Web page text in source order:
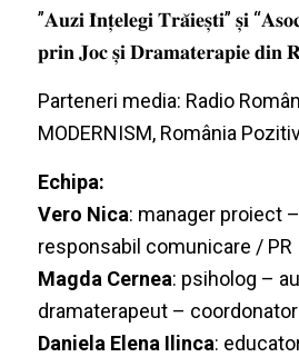
”𝐀𝐮𝐳𝐢 𝐈̂𝐧𝐭̦𝐞𝐥𝐞𝐠𝐢 𝐓𝐫𝐚̆𝐢𝐞𝐬̦𝐭𝐢” 𝐬̦𝐢 “
𝐩𝐫𝐢𝐧 𝐉𝐨𝐜 𝐬̦𝐢 𝐃𝐫𝐚𝐦𝐚𝐭𝐞𝐫𝐚𝐩𝐢𝐞 𝐝𝐢𝐧
Parteneri media: Radio
MODERNISM, România
Echipa:
Vero Nica: manager proiect
responsabil comunicare / PR
Magda Cernea: psiholog –
dramaterapeut –
Daniela Elena Ilinca: